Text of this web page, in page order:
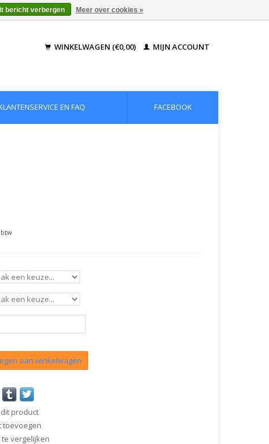
WINKELWAGEN (€0,00) MIJN ACCOUNT
EN FAQ FACEBOOK
btw
aan winkelwagen
product
toevoegen
vergelijken
bericht verbergen Meer over cookies »